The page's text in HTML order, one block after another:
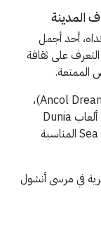
المدينة
أحد أجمل
على ثقافة
الممتعة.
بعدها، توجهوا إلى حديقة أنشول دريم لاند (Ancol Dreamland)،
الوجهة الأبرز لعشاق المغامرة والمرح، وتضم مدينة ألعاب Dunia
Fantasi وحديقة الأحياء المائية Sea World Jakarta المناسبة
في مرسى أنشول